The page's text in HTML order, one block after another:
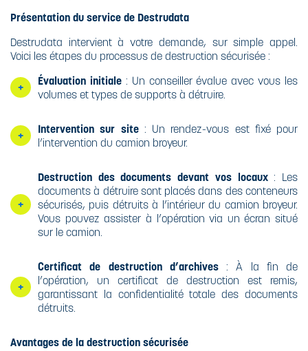
Présentation du service de Destrudata
Destrudata intervient à votre demande, sur simple appel.
Voici les étapes du processus de destruction sécurisée :
Évaluation initiale: Un conseiller évalue avec vous les
volumes et types de supports à détruire.
Intervention sur site: Un rendez-vous est fixé pour
l’intervention du camion broyeur.
Destruction des documents devant vos locaux: Les
documents à détruire sont placés dans des conteneurs
sécurisés, puis détruits à l’intérieur du camion broyeur.
Vous pouvez assister à l’opération via un écran situé
sur le camion.
Certificat de destruction d’archives: À la fin de
l’opération, un certificat de destruction est remis,
garantissant la confidentialité totale des documents
détruits.
Avantages de la destruction sécurisée